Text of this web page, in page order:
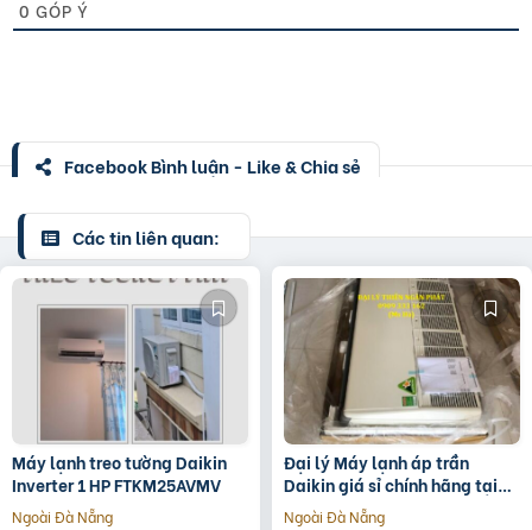
0 GÓP Ý
Facebook Bình luận - Like & Chia sẻ
Các tin liên quan:
Máy lạnh treo tường Daikin
Inverter 1 HP FTKM25AVMV
Ngoài Đà Nẵng
Đại lý Máy lạnh áp trần
Daikin giá sỉ chính hãng tại
TP.HCM
Ngoài Đà Nẵng